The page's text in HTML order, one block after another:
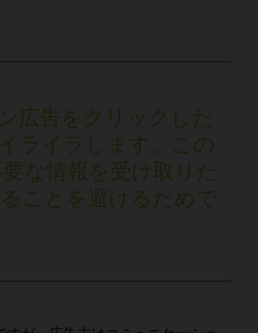
広告をクリックした
ライラします。この
な情報を受け取りた
ことを避けるためで